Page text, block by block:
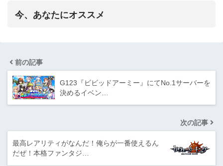
今、あなたにオススメ
前の記事
G123『ビビッドアーミー』にてNo.1サーバーを
決めるイベン…
次の記事
最高レアリティがなんだ！俺らが一番使えるん
だぜ！本格ファンタジ…